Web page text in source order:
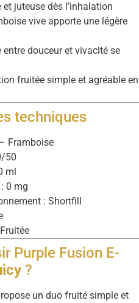
et juteuse dès l’inhalation
vive apporte une légère
entre douceur et vivacité se
fruitée simple et agréable en
techniques
Framboise
50
ml
0 mg
: Shortfill
Purple Fusion E-
?
un duo fruité simple et